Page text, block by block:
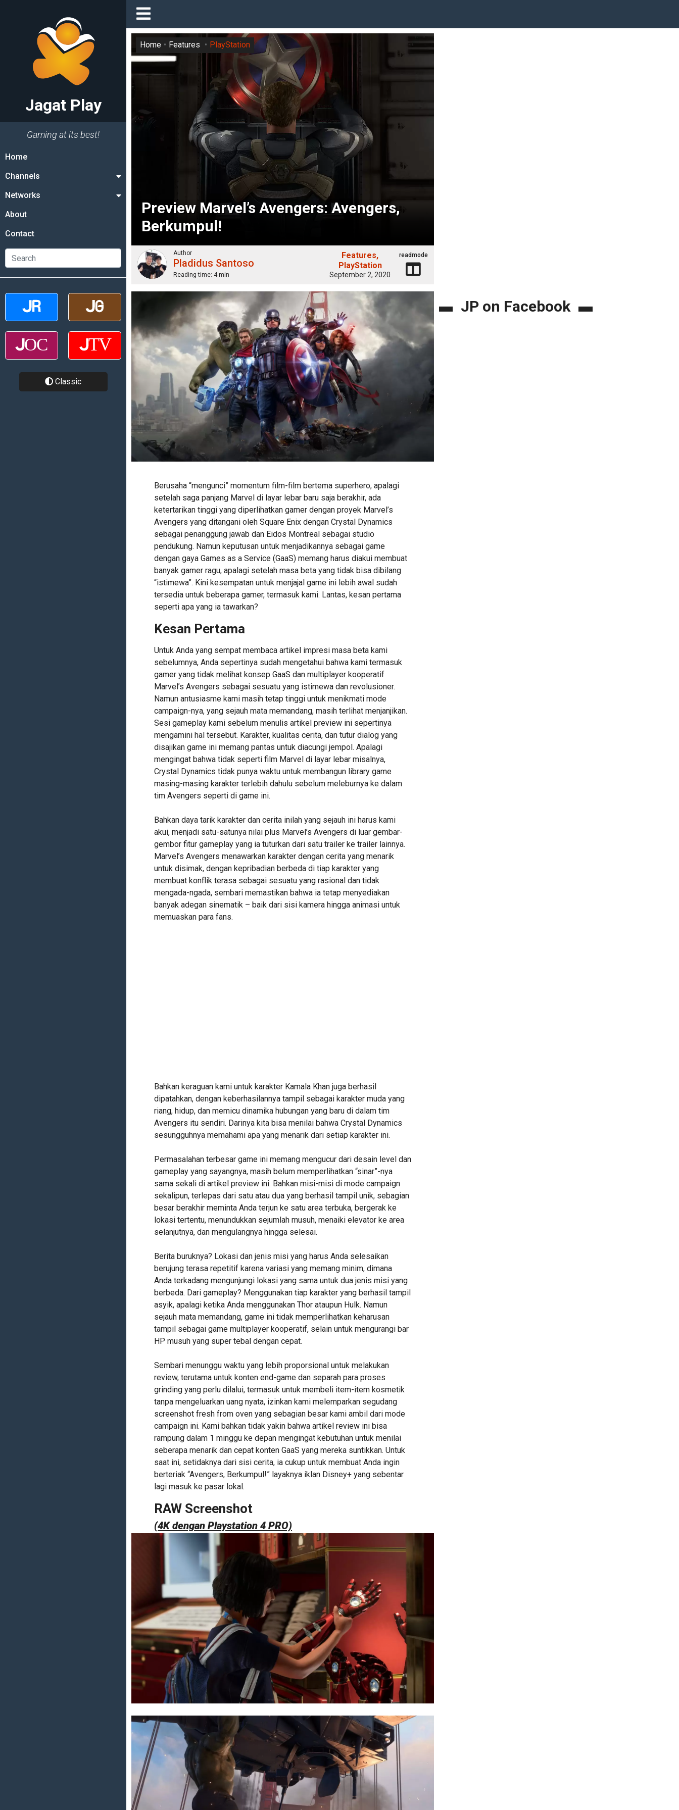
Jagat Play
Gaming at its best!
Home
Channels
Networks
About
Contact
Classic
Preview Marvel’s Avengers: Avengers,
Berkumpul!
Home Features PlayStation
Author
Pladidus Santoso
Reading time: 4 min
Features
PlayStation
September 2, 2020
readmode
Berusaha “mengunci” momentum film-film bertema superhero, apalagi
setelah saga panjang Marvel di layar lebar baru saja berakhir, ada
ketertarikan tinggi yang diperlihatkan gamer dengan proyek Marvel’s
Avengers yang ditangani oleh Square Enix dengan Crystal Dynamics
sebagai penanggung jawab dan Eidos Montreal sebagai studio
pendukung. Namun keputusan untuk menjadikannya sebagai game
dengan gaya Games as a Service (GaaS) memang harus diakui membuat
banyak gamer ragu, apalagi setelah masa beta yang tidak bisa dibilang
“istimewa”. Kini kesempatan untuk menjajal game ini lebih awal sudah
tersedia untuk beberapa gamer, termasuk kami. Lantas, kesan pertama
seperti apa yang ia tawarkan?
Kesan Pertama
Untuk Anda yang sempat membaca artikel impresi masa beta kami
sebelumnya, Anda sepertinya sudah mengetahui bahwa kami termasuk
gamer yang tidak melihat konsep GaaS dan multiplayer kooperatif
Marvel’s Avengers sebagai sesuatu yang istimewa dan revolusioner.
Namun antusiasme kami masih tetap tinggi untuk menikmati mode
campaign-nya, yang sejauh mata memandang, masih terlihat menjanjikan.
Sesi gameplay kami sebelum menulis artikel preview ini sepertinya
mengamini hal tersebut. Karakter, kualitas cerita, dan tutur dialog yang
disajikan game ini memang pantas untuk diacungi jempol. Apalagi
mengingat bahwa tidak seperti film Marvel di layar lebar misalnya,
Crystal Dynamics tidak punya waktu untuk membangun library game
masing-masing karakter terlebih dahulu sebelum meleburnya ke dalam
tim Avengers seperti di game ini.
Bahkan daya tarik karakter dan cerita inilah yang sejauh ini harus kami
akui, menjadi satu-satunya nilai plus Marvel’s Avengers di luar gembar-
gembor fitur gameplay yang ia tuturkan dari satu trailer ke trailer lainnya.
Marvel’s Avengers menawarkan karakter dengan cerita yang menarik
untuk disimak, dengan kepribadian berbeda di tiap karakter yang
membuat konflik terasa sebagai sesuatu yang rasional dan tidak
mengada-ngada, sembari memastikan bahwa ia tetap menyediakan
banyak adegan sinematik – baik dari sisi kamera hingga animasi untuk
memuaskan para fans.
Bahkan keraguan kami untuk karakter Kamala Khan juga berhasil
dipatahkan, dengan keberhasilannya tampil sebagai karakter muda yang
riang, hidup, dan memicu dinamika hubungan yang baru di dalam tim
Avengers itu sendiri. Darinya kita bisa menilai bahwa Crystal Dynamics
sesungguhnya memahami apa yang menarik dari setiap karakter ini.
Permasalahan terbesar game ini memang mengucur dari desain level dan
gameplay yang sayangnya, masih belum memperlihatkan “sinar”-nya
sama sekali di artikel preview ini. Bahkan misi-misi di mode campaign
sekalipun, terlepas dari satu atau dua yang berhasil tampil unik, sebagian
besar berakhir meminta Anda terjun ke satu area terbuka, bergerak ke
lokasi tertentu, menundukkan sejumlah musuh, menaiki elevator ke area
selanjutnya, dan mengulangnya hingga selesai.
Berita buruknya? Lokasi dan jenis misi yang harus Anda selesaikan
berujung terasa repetitif karena variasi yang memang minim, dimana
Anda terkadang mengunjungi lokasi yang sama untuk dua jenis misi yang
berbeda. Dari gameplay? Menggunakan tiap karakter yang berhasil tampil
asyik, apalagi ketika Anda menggunakan Thor ataupun Hulk. Namun
sejauh mata memandang, game ini tidak memperlihatkan keharusan
tampil sebagai game multiplayer kooperatif, selain untuk mengurangi bar
HP musuh yang super tebal dengan cepat.
Sembari menunggu waktu yang lebih proporsional untuk melakukan
review, terutama untuk konten end-game dan separah para proses
grinding yang perlu dilalui, termasuk untuk membeli item-item kosmetik
tanpa mengeluarkan uang nyata, izinkan kami melemparkan segudang
screenshot fresh from oven yang sebagian besar kami ambil dari mode
campaign ini. Kami bahkan tidak yakin bahwa artikel review ini bisa
rampung dalam 1 minggu ke depan mengingat kebutuhan untuk menilai
seberapa menarik dan cepat konten GaaS yang mereka suntikkan. Untuk
saat ini, setidaknya dari sisi cerita, ia cukup untuk membuat Anda ingin
berteriak “Avengers, Berkumpul!” layaknya iklan Disney+ yang sebentar
lagi masuk ke pasar lokal.
RAW Screenshot
(4K dengan Playstation 4 PRO)
JP on Facebook